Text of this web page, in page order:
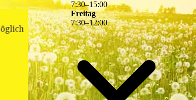
7:30–15:00
Freitag
7:30–12:00